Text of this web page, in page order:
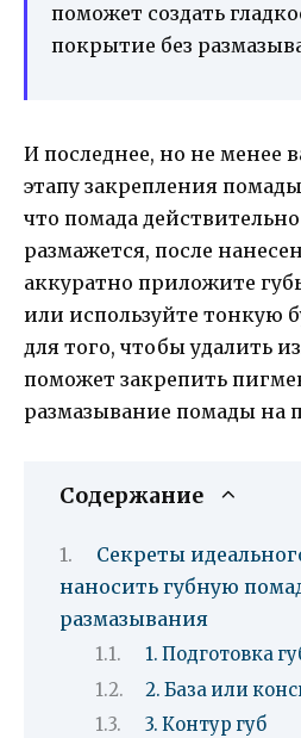
поможет создать
покрытие без
И последнее, но не менее
этапу закрепления
что помада
размажется, после
аккуратно приложите
или используйте тонкую
для того, чтобы удалить
поможет закрепить
размазывание помады на
Содержание
Секреты
наносить губную
размазывания
1. Подготовка
2. База или
3. Контур губ